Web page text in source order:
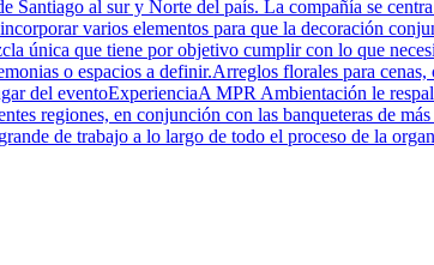
al sur y Norte del país. La compañía se
varios elementos para que la decoración
única que tiene por objetivo cumplir con lo que
o espacios a definir.Arreglos florales para
del eventoExperienciaA MPR Ambientación le
regiones, en conjunción con las banqueteras de
de trabajo a lo largo de todo el proceso de la